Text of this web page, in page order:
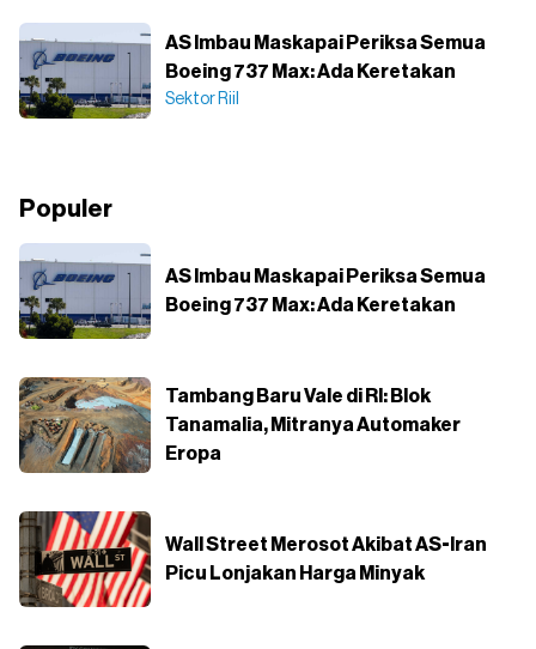
AS Imbau Maskapai Periksa Semua
Boeing 737 Max: Ada Keretakan
Sektor Riil
Populer
AS Imbau Maskapai Periksa Semua
Boeing 737 Max: Ada Keretakan
Tambang Baru Vale di RI: Blok
Tanamalia, Mitranya Automaker
Eropa
Wall Street Merosot Akibat AS-Iran
Picu Lonjakan Harga Minyak